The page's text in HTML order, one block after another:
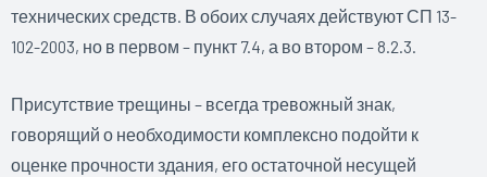
технических средств. В обоих случаях действуют СП 13-
102-2003, но в первом – пункт 7.4, а во втором – 8.2.3.
Присутствие трещины – всегда тревожный знак,
говорящий о необходимости комплексно подойти к
оценке прочности здания, его остаточной несущей